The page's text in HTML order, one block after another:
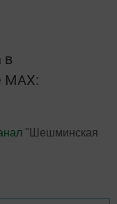
в
MАХ:
"Шешминская